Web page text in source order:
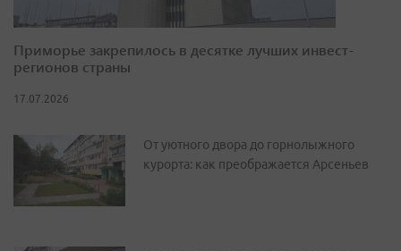
Приморье закрепилось в десятке лучших инвест-
регионов страны
17.07.2026
От уютного двора до горнолыжного
курорта: как преображается Арсеньев